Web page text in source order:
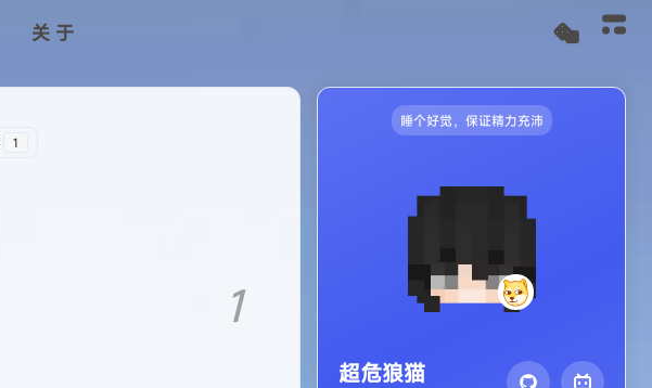
关于
1
1
睡个好觉，保证精力充沛
超危狼猫